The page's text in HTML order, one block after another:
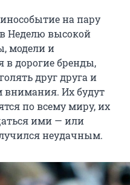
на пару
Неделю высокой
модели и
дорогие бренды,
друг друга и
внимания. Их будут
по всему миру, их
ими — или
неудачным.